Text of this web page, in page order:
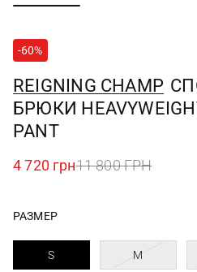
-60%
REIGNING CHAMP
БРЮКИ
PANT
4 720 грн11 800 ГРН
РАЗМЕР
S M